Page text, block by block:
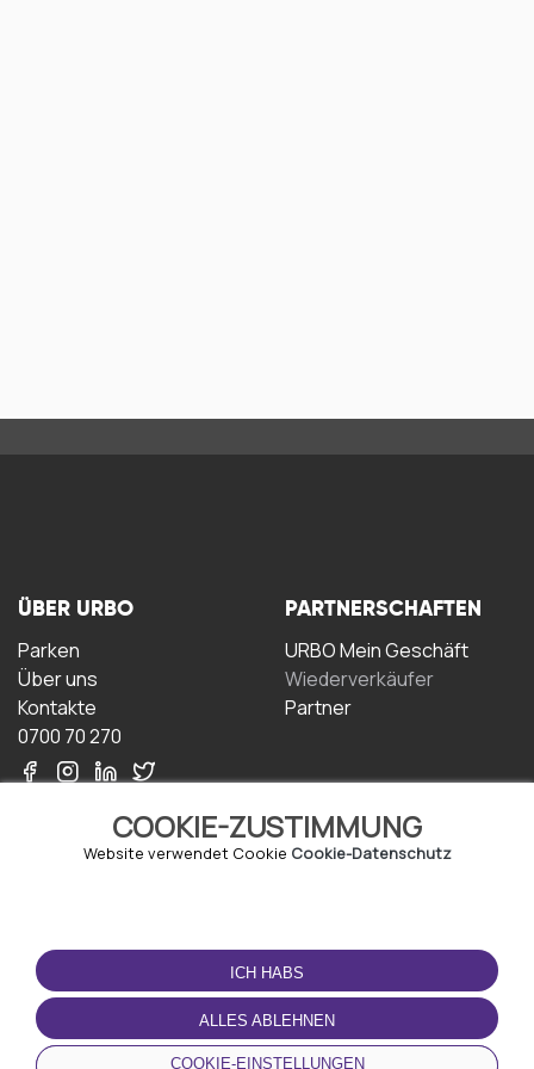
COOKIE-ZUSTIMMUNG
Website verwendet Cookie Cookie-Datenschutz
ICH HABS
ALLES ABLEHNEN
COOKIE-EINSTELLUNGEN
ÜBER URBO
Parken
Über uns
Kontakte
0700 70 270
PARTNERSCHAFTEN
URBO Mein Geschäft
Wiederverkäufer
Partner
NUTZUNGSBEDINGUNGEN
Geschäftsbedingungen
Datenschutz-
Bestimmungen
Cookie-Richtlinie
LADEN SIE DIE APP
HERUNTER